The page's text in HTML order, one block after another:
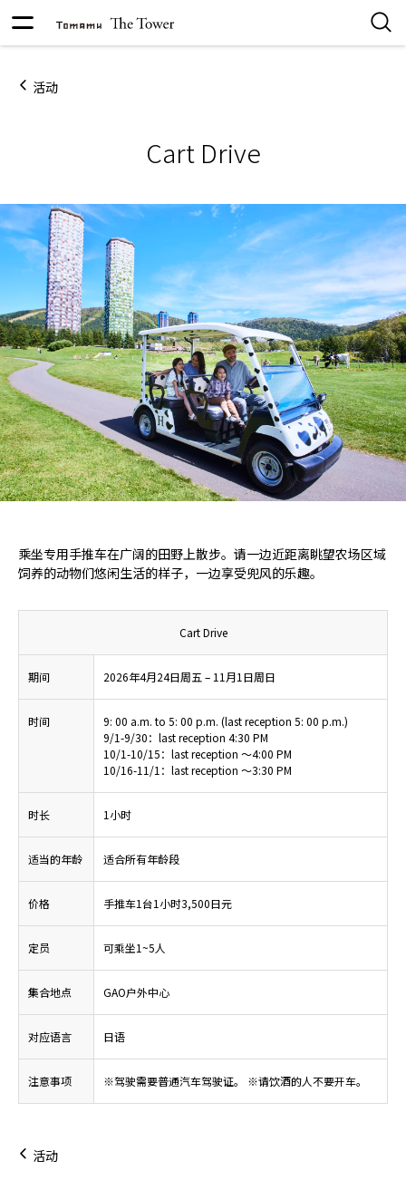
活动
Cart Drive
乘坐专用手推车在广阔的田野上散步。请一边近距离眺望农场区域
饲养的动物们悠闲生活的样子，一边享受兜风的乐趣。
Cart Drive
期间 2026年4月24日周五 – 11月1日周日
时间
9: 00 a.m. to 5: 00 p.m. (last reception 5: 00 p.m.)
9/1-9/30：last reception 4:30 PM
10/1-10/15：last reception ～4:00 PM
10/16-11/1：last reception ～3:30 PM
时长 1小时
适当的年龄 适合所有年龄段
价格 手推车1台1小时3,500日元
定员 可乘坐1~5人
集合地点 GAO户外中心
对应语言 日语
注意事项 ※驾驶需要普通汽车驾驶证。 ※请饮酒的人不要开车。
活动